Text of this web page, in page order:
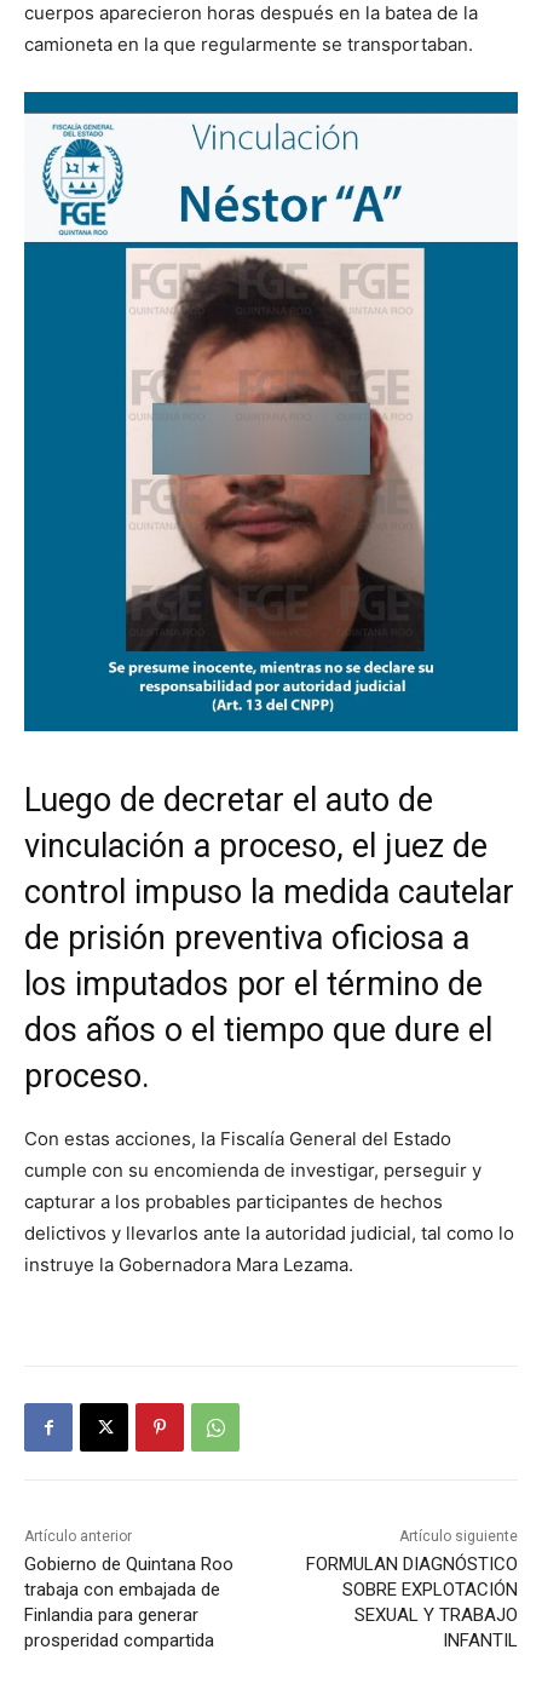
cuerpos aparecieron horas después en la batea de la
camioneta en la que regularmente se transportaban.
Luego de decretar el auto de
vinculación a proceso, el juez de
control impuso la medida cautelar
de prisión preventiva oficiosa a
los imputados por el término de
dos años o el tiempo que dure el
proceso.
Con estas acciones, la Fiscalía General del Estado
cumple con su encomienda de investigar, perseguir y
capturar a los probables participantes de hechos
delictivos y llevarlos ante la autoridad judicial, tal como lo
instruye la Gobernadora Mara Lezama.
Artículo anterior
Gobierno de Quintana Roo
trabaja con embajada de
Finlandia para generar
prosperidad compartida
Artículo siguiente
FORMULAN DIAGNÓSTICO
SOBRE EXPLOTACIÓN
SEXUAL Y TRABAJO
INFANTIL